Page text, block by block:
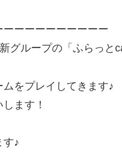
ーーーーーーーーー
ループの「ふらっと
をプレイしてきます♪
ます！
す♪